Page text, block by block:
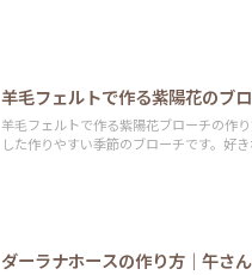
羊毛フェルトで作る紫陽花のブ
羊毛フェルトで作る紫陽花ブローチの作
した作りやすい季節のブローチです。好
ダーラナホースの作り方｜午さ